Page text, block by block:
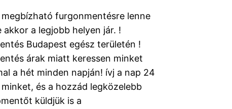
megbízható furgonmentésre lenne
akkor a legjobb helyen jár. !
Budapest egész területén !
árak miatt keressen minket
a hét minden napján! ívj a nap 24
és a hozzád legközelebb
küldjük is a